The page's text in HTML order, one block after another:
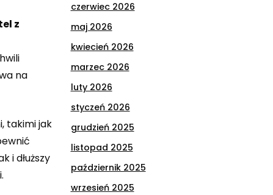
z
na
takimi jak
i dłuższy
czerwiec 2026
maj 2026
kwiecień 2026
marzec 2026
luty 2026
styczeń 2026
grudzień 2025
listopad 2025
październik 2025
wrzesień 2025